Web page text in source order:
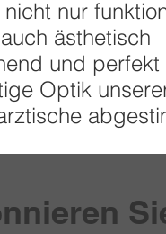
nur
ästhetisch
und perfekt
Optik